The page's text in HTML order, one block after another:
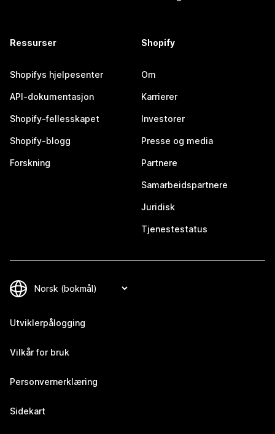
Ressurser
Shopifys hjelpesenter
API-dokumentasjon
Shopify-fellesskapet
Shopify-blogg
Forskning
Shopify
Om
Karrierer
Investorer
Presse og media
Partnere
Samarbeidspartnere
Juridisk
Tjenestestatus
Utviklerpålogging
Vilkår for bruk
Personvernerklæring
Sidekart